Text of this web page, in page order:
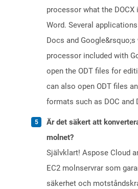
processor what the
Word. Several
Docs and Google&rsquo;s
processor included with
open the ODT files for
can also open ODT files
formats such as DOC and
Är det säkert att
molnet?
Självklart! Aspose Cloud
EC2 molnservrar som
säkerhet och